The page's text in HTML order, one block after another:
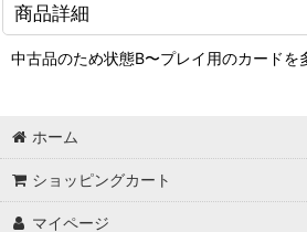
商品詳細
中古品のため状態B〜プレイ用のカードを
ホーム
ショッピングカート
マイページ